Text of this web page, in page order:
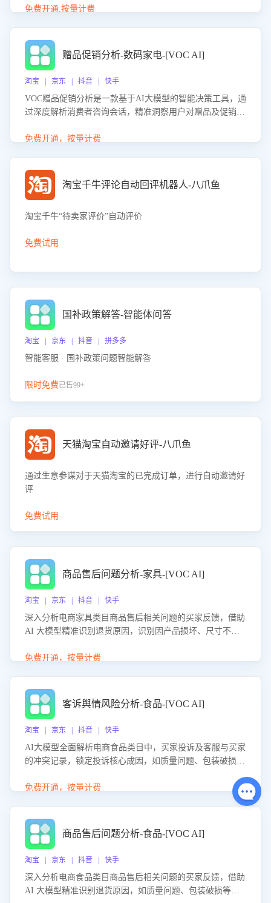
应延迟、竞品价格冲击等。系统自动输出可落地的挽回策
免费开通,按量计费
赠品促销分析-数码家电-[VOC AI]
淘宝 | 京东 | 抖音 | 快手
VOC赠品促销分析是一款基于AI大模型的智能决策工具，通
过深度解析消费者咨询会话，精准洞察用户对赠品及促销政
销诉求，帮助企业制定个性化赠品组合策略，优化资源投放
免费开通，按量计费
淘宝千牛评论自动回评机器人-八爪鱼
淘宝千牛“待卖家评价”自动评价
免费试用
国补政策解答-智能体问答
淘宝 | 京东 | 抖音 | 拼多多
智能客服 · 国补政策问题智能解答
限时免费已售99+
天猫淘宝自动邀请好评-八爪鱼
通过生意参谋对于天猫淘宝的已完成订单，进行自动邀请好
评
免费试用
商品售后问题分析-家具-[VOC AI]
淘宝 | 京东 | 抖音 | 快手
深入分析电商家具类目商品售后相关问题的买家反馈，借助
AI 大模型精准识别退货原因，识别因产品损坏、尺寸不符
力商家优化产品或服务，实现销售额的显著提升。
免费开通，按量计费
客诉舆情风险分析-食品-[VOC AI]
淘宝 | 京东 | 抖音 | 快手
AI大模型全面解析电商食品类目中，买家投诉及客服与买家
的冲突记录，锁定投诉核心成因，如质量问题、包装破损
置差评防控，提升客户满意度。
免费开通，按量计费
商品售后问题分析-食品-[VOC AI]
淘宝 | 京东 | 抖音 | 快手
深入分析电商食品类目商品售后相关问题的买家反馈，借助
AI 大模型精准识别退货原因，如质量问题、包装破损等，